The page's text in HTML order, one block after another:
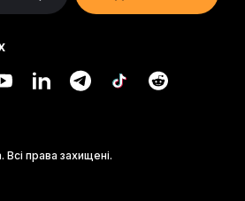
права захищені.